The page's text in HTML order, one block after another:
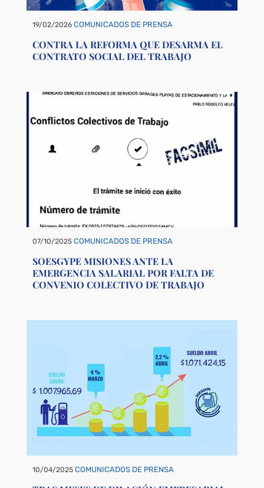
19/02/2026COMUNICADOS DE PRENSA
CONTRA LA REFORMA QUE DESARMA EL
CONTRATO SOCIAL DEL TRABAJO
07/10/2025COMUNICADOS DE PRENSA
SOESGYPE MISIONES ANTE LA
EMERGENCIA SALARIAL POR FALTA DE
CONVENIO COLECTIVO DE TRABAJO
10/04/2025COMUNICADOS DE PRENSA